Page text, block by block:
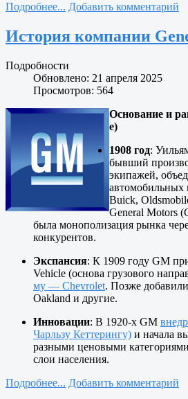
Подробнее... Добавить комментарий
История компании
Подробности
Обновлено: 21 апреля 2025
Просмотров: 564
Основание и
е)
1908 год:
бывший
экипажей,
автомобильных
Buick,
General Motors
была монополизация рынка
конкурентов.
Экспансия: К 1909 году GM
Vehicle (основа грузового
му — Chevrolet. Позже
Oakland и другие.
Инновации: В 1920-х GM
Чарльзу Кеттерингу) и начала
разными ценовыми
слои населения.
Подробнее... Добавить комментарий